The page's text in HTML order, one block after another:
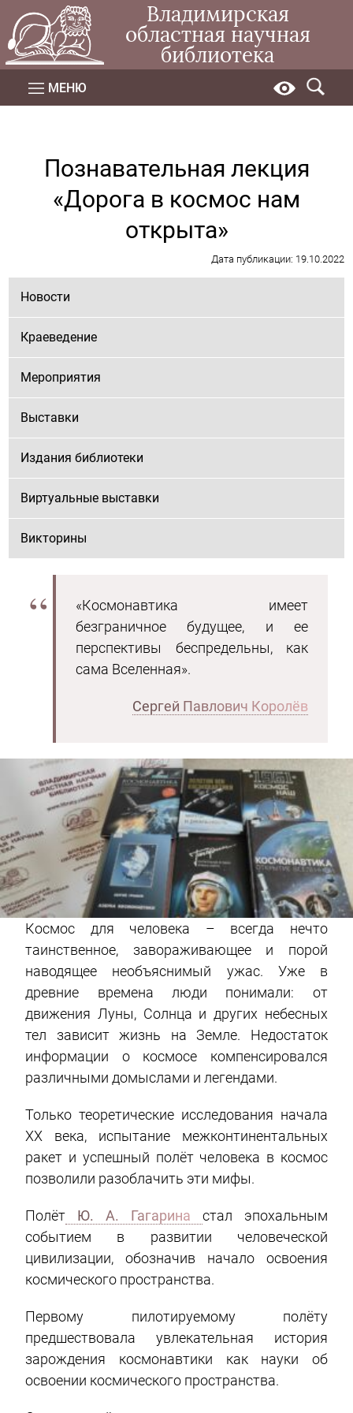
Владимирская
областная научная
библиотека
МЕНЮ
Познавательная лекция
«Дорога в космос нам
открыта»
Дата публикации: 19.10.2022
Новости
Краеведение
Мероприятия
Выставки
Издания библиотеки
Виртуальные выставки
Викторины
«Космонавтика имеет
безграничное будущее, и ее
перспективы беспредельны, как
сама Вселенная».
Сергей Павлович Королёв
Космос для человека – всегда нечто
таинственное, завораживающее и порой
наводящее необъяснимый ужас. Уже в
древние времена люди понимали: от
движения Луны, Солнца и других небесных
тел зависит жизнь на Земле. Недостаток
информации о космосе компенсировался
различными домыслами и легендами.
Только теоретические исследования начала
XX века, испытание межконтинентальных
ракет и успешный полёт человека в космос
позволили разоблачить эти мифы.
Полёт Ю. А. Гагарина стал эпохальным
событием в развитии человеческой
цивилизации, обозначив начало освоения
космического пространства.
Первому пилотируемому полёту
предшествовала увлекательная история
зарождения космонавтики как науки об
освоении космического пространства.